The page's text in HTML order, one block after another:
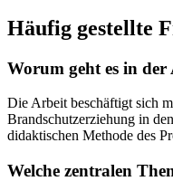
Häufig gestellte
Worum geht es in
Die Arbeit beschäftigt sich
Brandschutzerziehung in
didaktischen Methode des
Welche zentralen